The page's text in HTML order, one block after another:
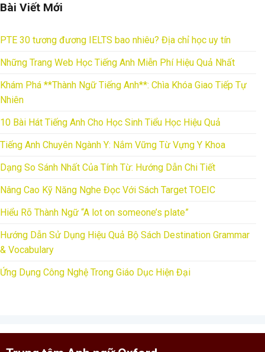
Bài Viết Mới
PTE 30 tương đương IELTS bao nhiêu? Địa chỉ học uy tín
Những Trang Web Học Tiếng Anh Miễn Phí Hiệu Quả Nhất
Khám Phá **Thành Ngữ Tiếng Anh**: Chìa Khóa Giao Tiếp Tự
Nhiên
10 Bài Hát Tiếng Anh Cho Học Sinh Tiểu Học Hiệu Quả
Tiếng Anh Chuyên Ngành Y: Nắm Vững Từ Vựng Y Khoa
Dạng So Sánh Nhất Của Tính Từ: Hướng Dẫn Chi Tiết
Nâng Cao Kỹ Năng Nghe Đọc Với Sách Target TOEIC
Hiểu Rõ Thành Ngữ “A lot on someone’s plate”
Hướng Dẫn Sử Dụng Hiệu Quả Bộ Sách Destination Grammar
& Vocabulary
Ứng Dụng Công Nghệ Trong Giáo Dục Hiện Đại